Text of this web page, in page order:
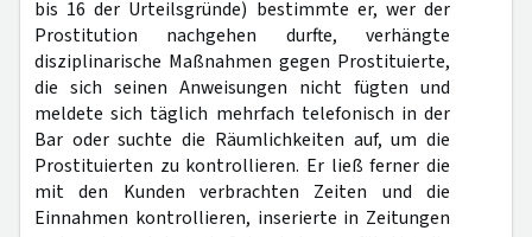
bis 16 der Urteilsgründe) bestimmte er, wer der
Prostitution nachgehen durfte, verhängte
disziplinarische Maßnahmen gegen Prostituierte,
die sich seinen Anweisungen nicht fügten und
meldete sich täglich mehrfach telefonisch in der
Bar oder suchte die Räumlichkeiten auf, um die
Prostituierten zu kontrollieren. Er ließ ferner die
mit den Kunden verbrachten Zeiten und die
Einnahmen kontrollieren, inserierte in Zeitungen